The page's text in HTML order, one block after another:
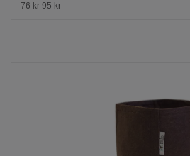
76 kr 95 kr